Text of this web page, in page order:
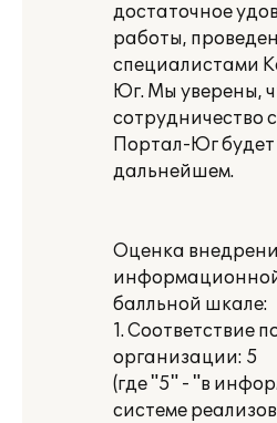
достаточное
работы,
специалистами
Юг. Мы уверены,
сотрудничество
Портал-Юг
дальнейшем.
Оценка
балльной шкале:
1. Соответствие
организации: 5
(где "5" - "в
системе